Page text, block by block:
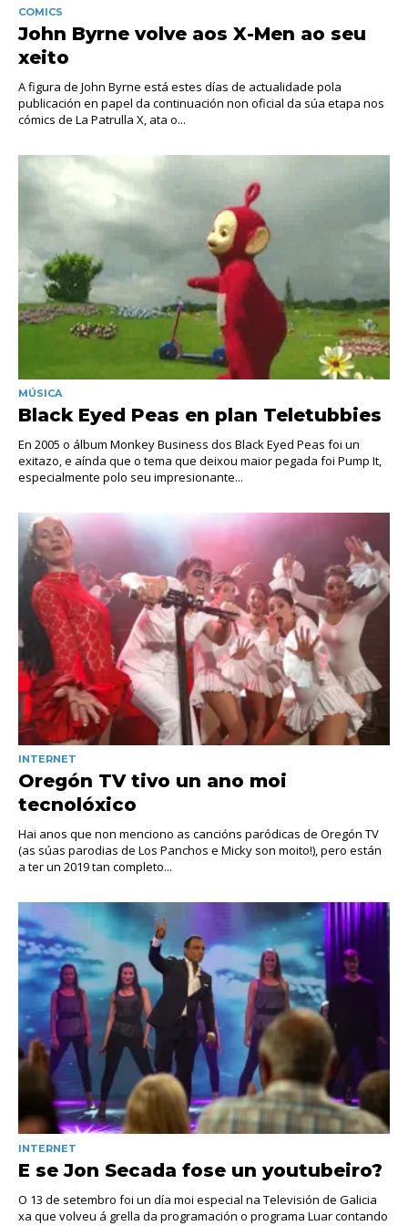
COMICS
John Byrne volve aos X-Men ao seu
xeito
A figura de John Byrne está estes días de actualidade pola
publicación en papel da continuación non oficial da súa etapa nos
cómics de La Patrulla X, ata o...
MÚSICA
Black Eyed Peas en plan Teletubbies
En 2005 o álbum Monkey Business dos Black Eyed Peas foi un
exitazo, e aínda que o tema que deixou maior pegada foi Pump It,
especialmente polo seu impresionante...
INTERNET
Oregón TV tivo un ano moi
tecnolóxico
Hai anos que non menciono as cancións paródicas de Oregón TV
(as súas parodias de Los Panchos e Micky son moito!), pero están
a ter un 2019 tan completo...
INTERNET
E se Jon Secada fose un youtubeiro?
O 13 de setembro foi un día moi especial na Televisión de Galicia
xa que volveu á grella da programación o programa Luar contando